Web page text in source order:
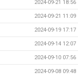
2024-09-21 18:56
2024-09-21 11:09
2024-09-19 17:17
2024-09-14 12:07
2024-09-10 07:56
2024-09-08 09:48